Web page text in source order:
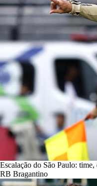
Escalação do São Paulo:
RB Bragantino